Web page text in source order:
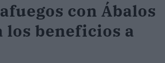
con Ábalos
beneficios a